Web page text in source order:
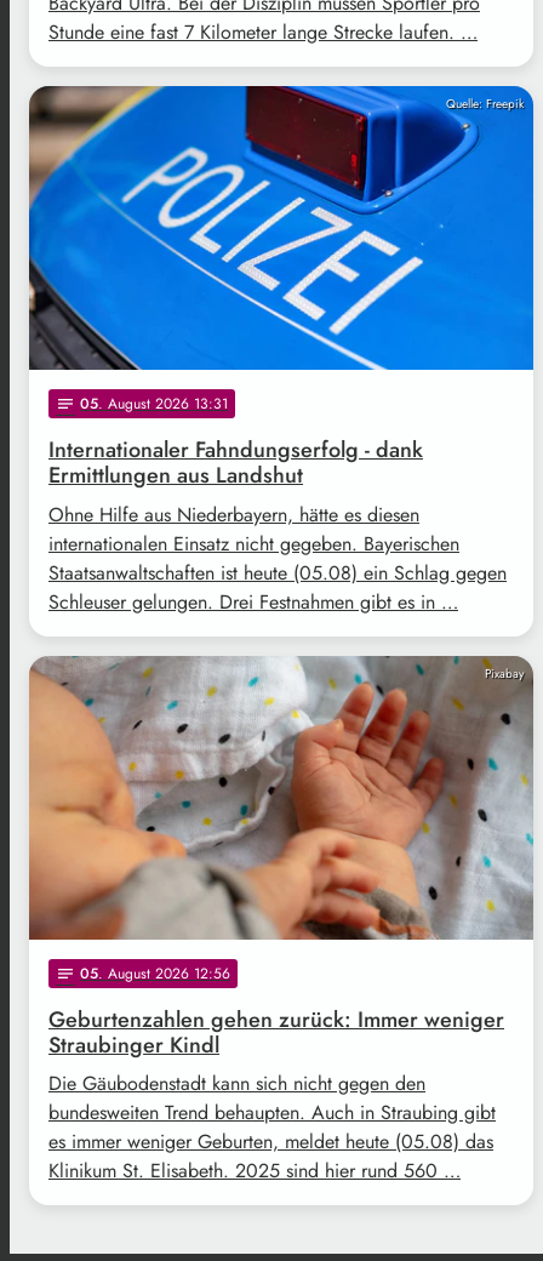
Stunde eine fast 7 Kilometer lange Strecke laufen. …
Quelle: Freepik
notes 05. August 2026 13:31
Internationaler Fahndungserfolg - dank
Ermittlungen aus Landshut
Ohne Hilfe aus Niederbayern, hätte es diesen
internationalen Einsatz nicht gegeben. Bayerischen
Staatsanwaltschaften ist heute (05.08) ein Schlag gegen
Schleuser gelungen. Drei Festnahmen gibt es in …
Pixabay
notes 05. August 2026 12:56
Geburtenzahlen gehen zurück: Immer weniger
Straubinger Kindl
Die Gäubodenstadt kann sich nicht gegen den
bundesweiten Trend behaupten. Auch in Straubing gibt
es immer weniger Geburten, meldet heute (05.08) das
Klinikum St. Elisabeth. 2025 sind hier rund 560 …